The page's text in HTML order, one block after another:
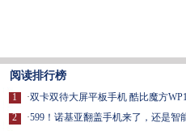
阅读排行榜
1
2
·双卡双待大屏平板手机 酷比魔方
·599！诺基亚翻盖手机来了，还是智